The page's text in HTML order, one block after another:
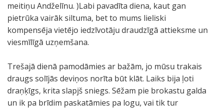
meitiņu Andželīnu. )Labi pavadīta diena, kaut gan
pietrūka vairāk siltuma, bet to mums lieliski
kompensēja vietējo iedzīvotāju draudzīgā attieksme un
viesmīlīgā uzņemšana.
Trešajā dienā pamodāmies ar bažām, jo mūsu trakais
draugs solījās deviņos norīta būt klāt. Laiks bija ļoti
draņķīgs, krita slapjš sniegs. Sēžam pie brokastu galda
un ik pa brīdim paskatāmies pa logu, vai tik tur